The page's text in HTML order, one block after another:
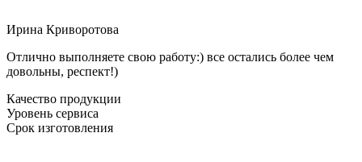
Ирина Криворотова
Отлично выполняете свою работу:) все остались более чем
довольны, респект!)
Качество продукции
Уровень сервиса
Срок изготовления